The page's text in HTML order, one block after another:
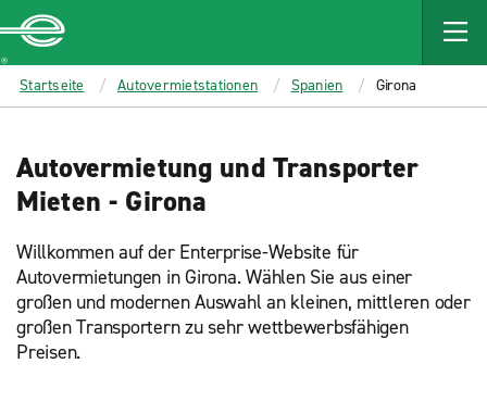
MAIN
CONTENT
Enterprise
Startseite Autovermietstationen Spanien Girona
Autovermietung und Transporter
Mieten - Girona
Willkommen auf der Enterprise-Website für
Autovermietungen in Girona. Wählen Sie aus einer
großen und modernen Auswahl an kleinen, mittleren oder
großen Transportern zu sehr wettbewerbsfähigen
Preisen.